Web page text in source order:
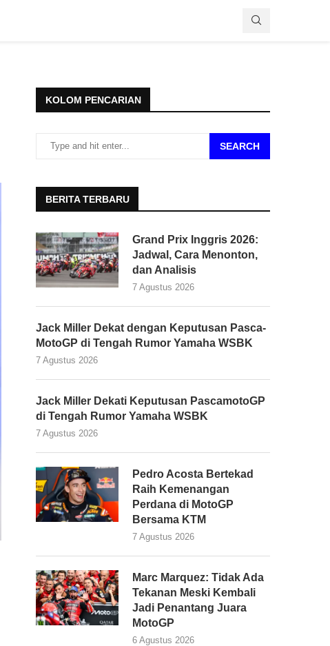
KOLOM PENCARIAN
SEARCH
BERITA TERBARU
Grand Prix Inggris 2026:
Jadwal, Cara Menonton,
dan Analisis
7 Agustus 2026
Jack Miller Dekat dengan Keputusan Pasca-
MotoGP di Tengah Rumor Yamaha WSBK
7 Agustus 2026
Jack Miller Dekati Keputusan PascamotoGP
di Tengah Rumor Yamaha WSBK
7 Agustus 2026
Pedro Acosta Bertekad
Raih Kemenangan
Perdana di MotoGP
Bersama KTM
7 Agustus 2026
Marc Marquez: Tidak Ada
Tekanan Meski Kembali
Jadi Penantang Juara
MotoGP
6 Agustus 2026